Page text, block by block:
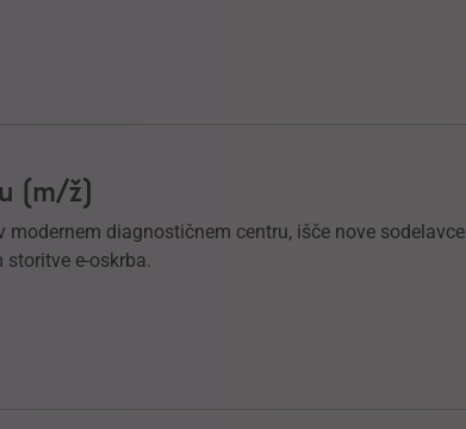
(m/ž)
diagnostičnem centru, išče nove sodelavce
e-oskrba.